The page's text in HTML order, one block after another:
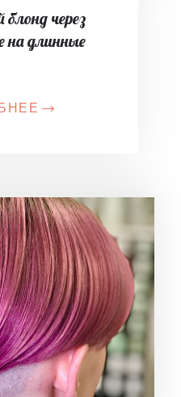
через
на длинные